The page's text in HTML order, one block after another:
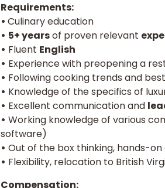
Requirements:
• Culinary education
• 5+ yearsof proven relevant
• Fluent English
• Experience with preopening a
• Following cooking trends and
• Knowledge of the specifics of
• Excellent communication and
• Working knowledge of various
software)
• Out of the box thinking, hands-
• Flexibility, relocation to British
Compensation: